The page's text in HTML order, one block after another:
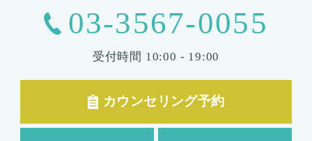
03-3567-0055
受付時間 10:00 - 19:00
カウンセリング予約